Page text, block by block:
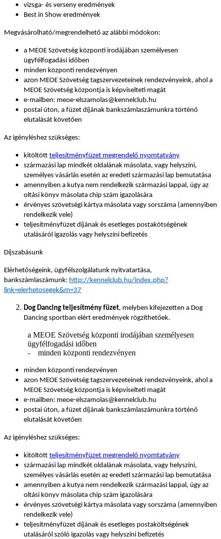
vizsga- és verseny eredmények
Best in Show eredmények
Megvásárolható/megrendelhető az alábbi módokon:
a MEOE Szövetség központi irodájában személyesen
ügyfélfogadási időben
minden központi rendezvényen
azon MEOE Szövetség tagszervezeteinek rendezvényeink, ahol a
MEOE Szövetség központja is képviselteti magát
e-mailben: meoe-elszamolas@kennelclub.hu
postai úton, a füzet díjának bankszámlaszámunkra történő
elutalását követően
Az igényléshez szükséges:
kitöltött teljesítményfüzet megrendelő nyomtatvány
származási lap mindkét oldalának másolata, vagy helyszíni,
személyes vásárlás esetén az eredeti származási lap bemutatása
amennyiben a kutya nem rendelkezik származási lappal, úgy az
oltási könyv másolata chip szám igazolására
érvényes szövetségi kártya másolata vagy sorszáma (amennyiben
rendelkezik vele)
teljesítményfüzet díjának és esetleges postakötségének
utalásáról igazolás vagy helyszíni befizetés
Díjszabásunk
Elérhetőségeink, ügyfélszolgálatunk nyitvatartása,
bankszámlaszámunk: http://kennelclub.hu/index.php?
link=elerhetosegek&m=37
Dog Dancing teljesítmény füzet, melyben kifejezetten a Dog
Dancing sportban elért eredmények rögzíthetőek.
a MEOE Szövetség központi irodájában személyesen
ügyfélfogadási időben
- minden központi rendezvényen
minden központi rendezvényen
azon MEOE Szövetség tagszervezeteinek rendezvényeink, ahol a
MEOE Szövetség központja is képviselteti magát
e-mailben: meoe-elszamolas@kennelclub.hu
postai úton, a füzet díjának bankszámlaszámunkra történő
elutalását követően
Az igényléshez szükséges:
kitöltött teljesítményfüzet megrendelő nyomtatvány
származási lap mindkét oldalának másolata, vagy helyszíni,
személyes vásárlás esetén az eredeti származási lap bemutatása
amennyiben a kutya nem rendelkezik származási lappal, úgy az
oltási könyv másolata chip szám igazolására
érvényes szövetségi kártya másolata vagy sorszáma (amennyiben
rendelkezik vele)
teljesítményfüzet díjának és esetleges postaköltségének
utalásáról szóló igazolás vagy helyszíni befizetés